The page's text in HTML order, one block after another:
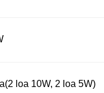
loa 10W, 2 loa 5W)